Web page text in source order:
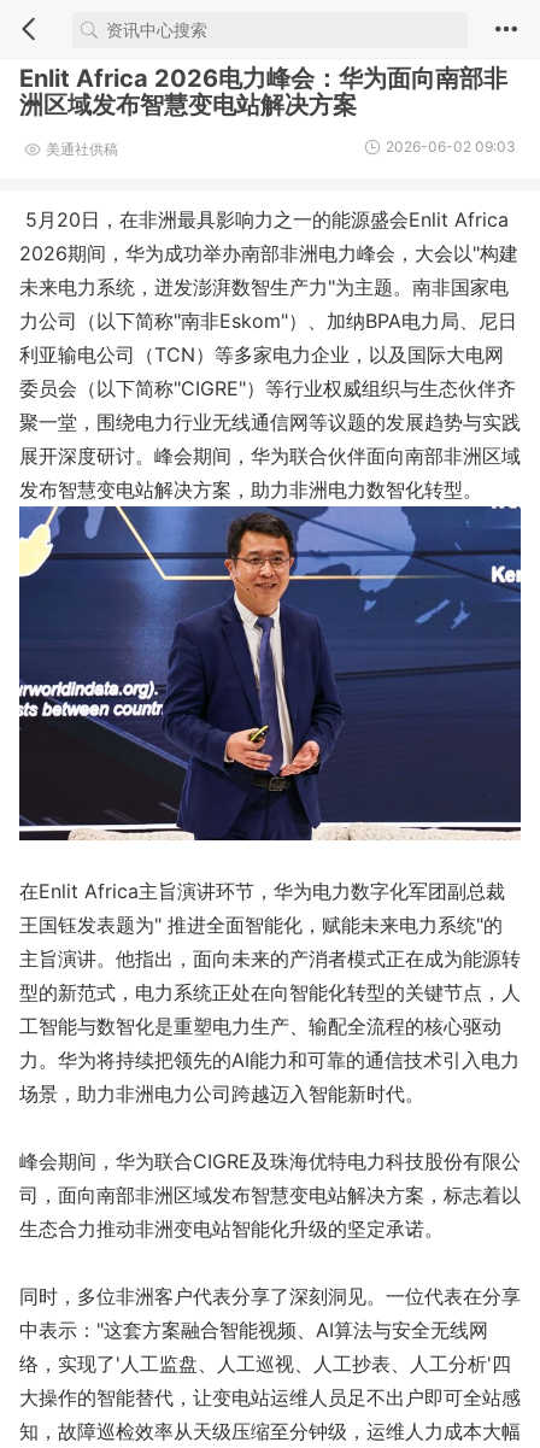
Enlit Africa 2026电力峰会：华为面向南部非
洲区域发布智慧变电站解决方案
美通社供稿 2026-06-02 09:03
5月20日，在非洲最具影响力之一的能源盛会Enlit Africa
2026期间，华为成功举办南部非洲电力峰会，大会以"构建
未来电力系统，迸发澎湃数智生产力"为主题。南非国家电
力公司（以下简称"南非Eskom"）、加纳BPA电力局、尼日
利亚输电公司（TCN）等多家电力企业，以及国际大电网
委员会（以下简称"CIGRE"）等行业权威组织与生态伙伴齐
聚一堂，围绕电力行业无线通信网等议题的发展趋势与实践
展开深度研讨。峰会期间，华为联合伙伴面向南部非洲区域
发布智慧变电站解决方案，助力非洲电力数智化转型。
在Enlit Africa主旨演讲环节，华为电力数字化军团副总裁
王国钰发表题为" 推进全面智能化，赋能未来电力系统"的
主旨演讲。他指出，面向未来的产消者模式正在成为能源转
型的新范式，电力系统正处在向智能化转型的关键节点，人
工智能与数智化是重塑电力生产、输配全流程的核心驱动
力。华为将持续把领先的AI能力和可靠的通信技术引入电力
场景，助力非洲电力公司跨越迈入智能新时代。
峰会期间，华为联合CIGRE及珠海优特电力科技股份有限公
司，面向南部非洲区域发布智慧变电站解决方案，标志着以
生态合力推动非洲变电站智能化升级的坚定承诺。
同时，多位非洲客户代表分享了深刻洞见。一位代表在分享
中表示："这套方案融合智能视频、AI算法与安全无线网
络，实现了'人工监盘、人工巡视、人工抄表、人工分析'四
大操作的智能替代，让变电站运维人员足不出户即可全站感
知，故障巡检效率从天级压缩至分钟级，运维人力成本大幅